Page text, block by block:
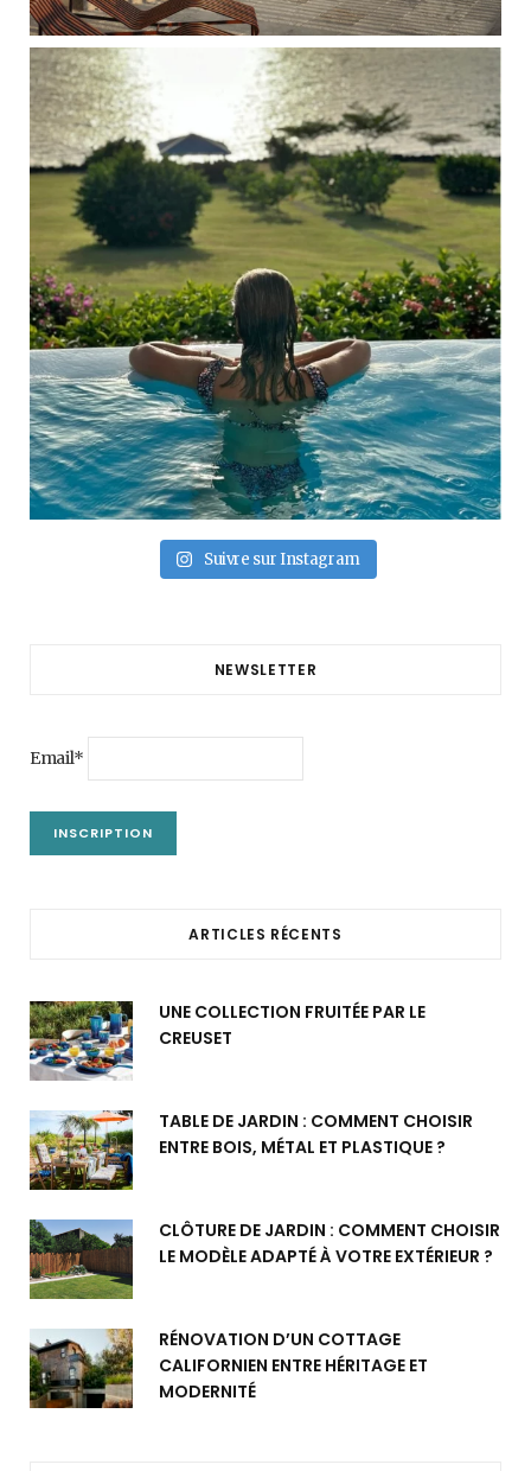
Suivre sur Instagram
NEWSLETTER
Email*
ARTICLES RÉCENTS
UNE COLLECTION FRUITÉE PAR LE
CREUSET
TABLE DE JARDIN : COMMENT CHOISIR
ENTRE BOIS, MÉTAL ET PLASTIQUE ?
CLÔTURE DE JARDIN : COMMENT CHOISIR
LE MODÈLE ADAPTÉ À VOTRE EXTÉRIEUR ?
RÉNOVATION D’UN COTTAGE
CALIFORNIEN ENTRE HÉRITAGE ET
MODERNITÉ